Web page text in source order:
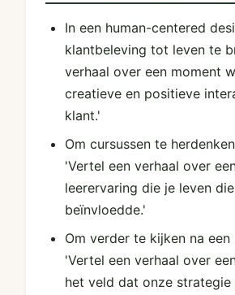
In een human-centered
klantbeleving tot leven te
verhaal over een moment
creatieve en positieve
klant.'
Om cursussen te
'Vertel een verhaal over
leerervaring die je leven
beïnvloedde.'
Om verder te kijken na
'Vertel een verhaal over
het veld dat onze